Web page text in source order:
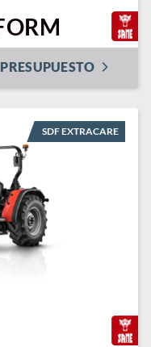
PRESUPUESTO
SDF EXTRACARE